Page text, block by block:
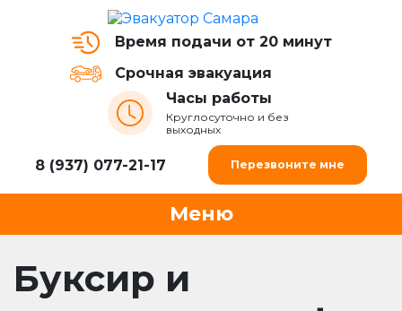
Время подачи от 20 минут
Срочная эвакуация
Часы работы
Круглосуточно и без
выходных
8 (937) 077-21-17 Перезвоните мне
Меню
Буксир и